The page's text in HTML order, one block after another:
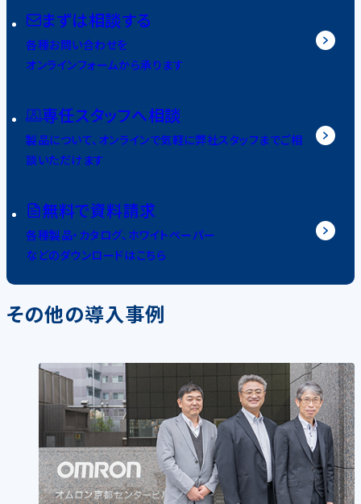
まずは相談する
各種お問い合わせを
オンラインフォームから承ります
専任スタッフへ相談
製品について、オンラインで気軽に弊社スタッフまでご相
談いただけます
無料で資料請求
各種製品・カタログ、ホワイトペーパー
などのダウンロードはこちら
その他の導入事例